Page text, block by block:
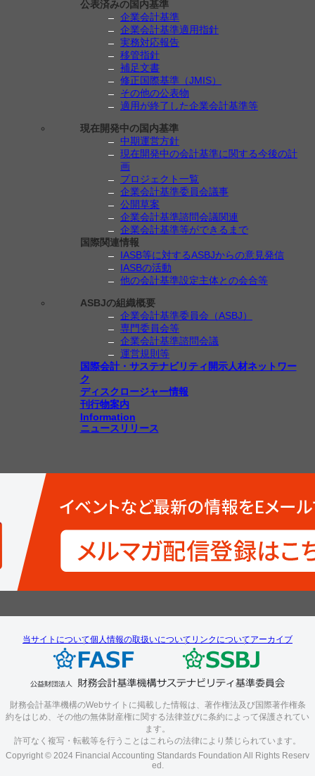
公表済みの国内基準
企業会計基準
企業会計基準適用指針
実務対応報告
移管指針
補足文書
修正国際基準（JMIS）
その他の公表物
適用が終了した企業会計基準等
現在開発中の国内基準
中期運営方針
現在開発中の会計基準に関する今後の計
画
プロジェクト一覧
企業会計基準委員会議事
公開草案
企業会計基準諮問会議関連
企業会計基準等ができるまで
国際関連情報
IASB等に対するASBJからの意見発信
IASBの活動
他の会計基準設定主体との会合等
ASBJの組織概要
企業会計基準委員会（ASBJ）
専門委員会等
企業会計基準諮問会議
運営規則等
国際会計・サステナビリティ開示人材ネットワー
ク
ディスクロージャー情報
刊行物案内
Information
ニュースリリース
当サイトについて個人情報の取扱いについて リンクについてアーカイブ
財務会計基準機構のWebサイトに掲載した情報は、著作権法及び国際著作権条
約をはじめ、その他の無体財産権に関する法律並びに条約によって保護されてい
ます。
許可なく複写・転載等を行うことはこれらの法律により禁じられています。
Copyright © 2024 Financial Accounting Standards Foundation All Rights Reserv
ed.